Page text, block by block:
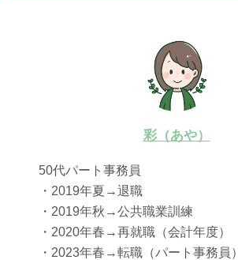
彩（あや）
50代パート事務員
・2019年夏→退職
・2019年秋→公共職業訓練
・2020年春→再就職（会計年度）
・2023年春→転職（パート事務員）